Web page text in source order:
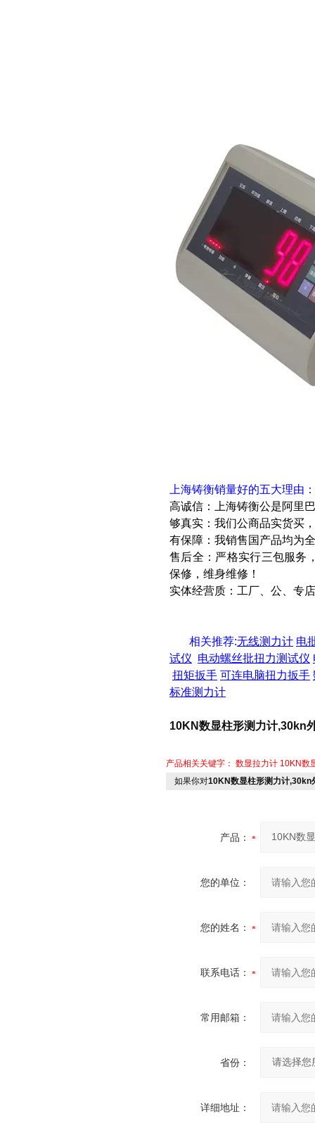
上海铸衡销量好的五大理由：
高诚信：上海铸衡公是阿里
够真实：我们公商品实货买
有保障：我销售国产品均为
售后全：严格实行三包服务
保修，维身维修！
实体经营质：工厂、公、专
相关推荐:无线测力计 电
试仪 电动螺丝批扭力测试仪
扭矩扳手 可连电脑扭力扳手
标准测力计
10KN数显柱形测力计,30kn
产品相关关键字： 数显拉力计 10KN数
如果你对10KN数显柱形测力计,30kn
产品：
您的单位：
您的姓名：
联系电话：
常用邮箱：
省份：
详细地址：